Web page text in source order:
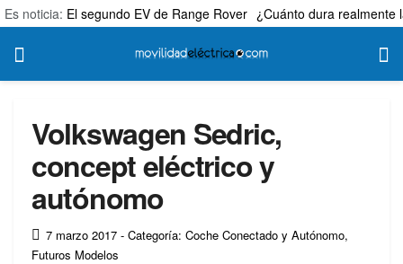
Es noticia: El segundo EV de Range Rover ¿Cuánto dura realmente
Volkswagen Sedric,
concept eléctrico y
autónomo
7 marzo 2017 - Categoría: Coche Conectado y Autónomo,
Futuros Modelos